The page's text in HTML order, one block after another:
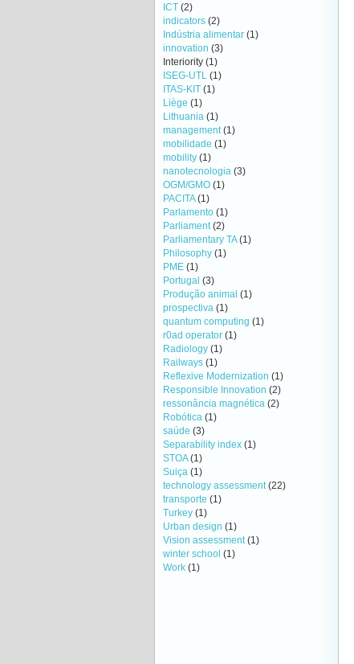
ICT (2)
indicators (2)
Indústria alimentar (1)
innovation (3)
Interiority (1)
ISEG-UTL (1)
ITAS-KIT (1)
Liège (1)
Lithuania (1)
management(1)
mobilidade (1)
mobility (1)
nanotecnologia (3)
OGM/GMO (1)
PACITA(1)
Parlamento (1)
Parliament(2)
Parliamentary TA(1)
Philosophy (1)
PME (1)
Portugal (3)
Produção animal (1)
prospectiva (1)
quantum computing (1)
r0ad operator (1)
Radiology (1)
Railways (1)
Reflexive Modernization (1)
Responsible Innovation (2)
ressonância magnética (2)
Robótica (1)
saúde (3)
Separability index (1)
STOA(1)
Suiça (1)
technology assessment(22)
transporte (1)
Turkey (1)
Urban design (1)
Vision assessment(1)
winter school (1)
Work (1)